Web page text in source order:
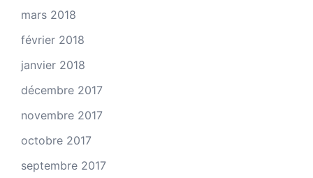
mars 2018
février 2018
janvier 2018
décembre 2017
novembre 2017
octobre 2017
septembre 2017